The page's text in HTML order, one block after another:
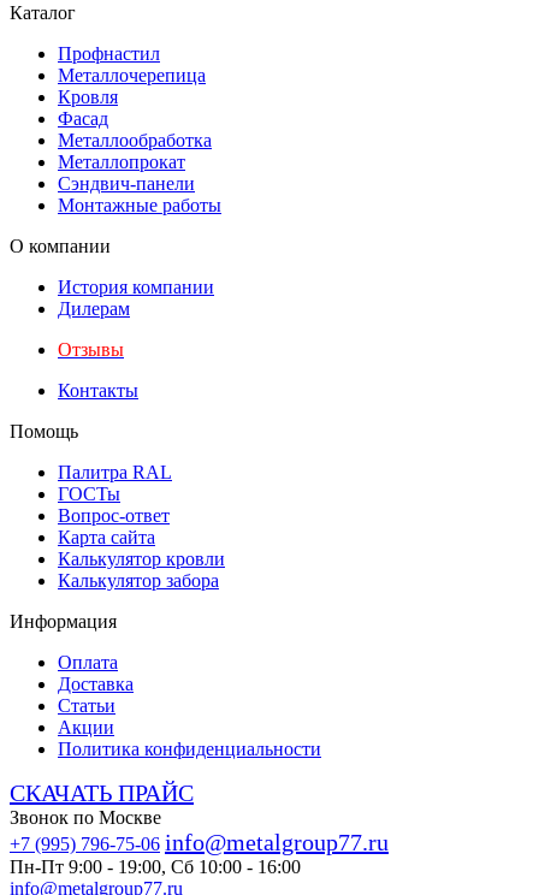
Каталог
Профнастил
Металлочерепица
Кровля
Фасад
Металлообработка
Металлопрокат
Сэндвич-панели
Монтажные работы
О компании
История компании
Дилерам
Отзывы
Контакты
Помощь
Палитра RAL
ГОСТы
Вопрос-ответ
Карта сайта
Калькулятор кровли
Калькулятор забора
Информация
Оплата
Доставка
Статьи
Акции
Политика конфиденциальности
СКАЧАТЬ ПРАЙС
Звонок по Москве
+7 (995) 796-75-06 info@metalgroup77.ru
Пн-Пт 9:00 - 19:00, Сб 10:00 - 16:00
info@metalgroup77.ru